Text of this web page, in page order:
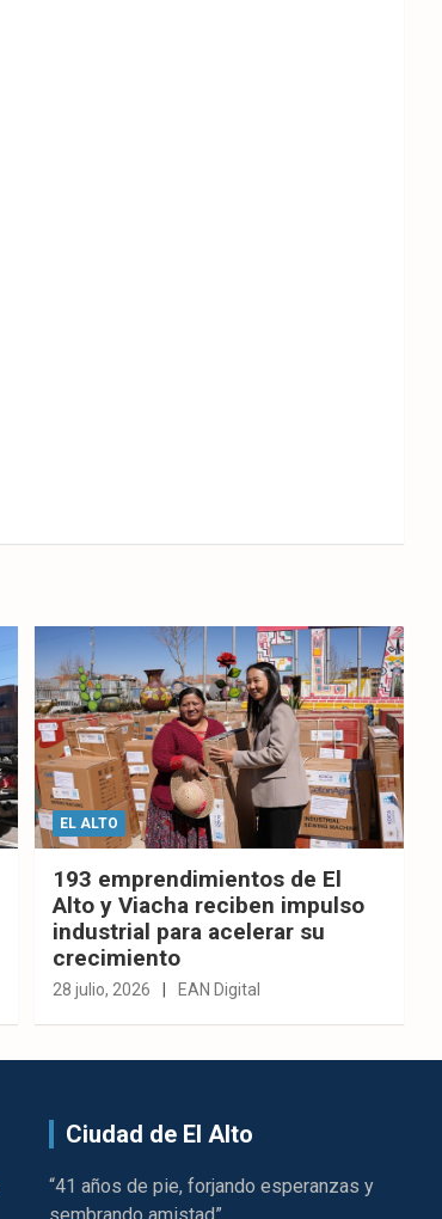
EL ALTO
193 emprendimientos de El
Alto y Viacha reciben impulso
industrial para acelerar su
crecimiento
28 julio, 2026 EAN Digital
Ciudad de El Alto
“41 años de pie, forjando esperanzas y